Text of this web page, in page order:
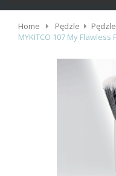
Home Pędzle
MYKITCO 107 My Flawless